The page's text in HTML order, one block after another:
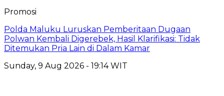
Promosi
Polda Maluku Luruskan Pemberitaan Dugaan
Polwan Kembali Digerebek, Hasil Klarifikasi: Tidak
Ditemukan Pria Lain di Dalam Kamar
Sunday, 9 Aug 2026 - 19:14 WIT